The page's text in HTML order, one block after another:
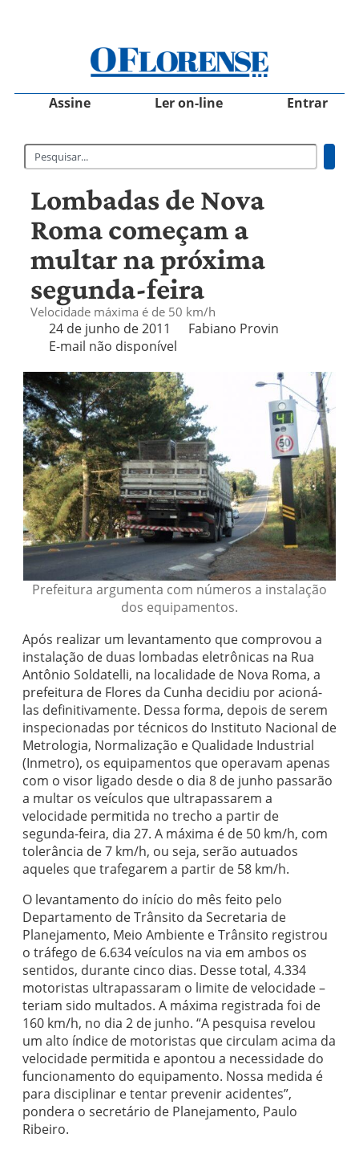
Assine Ler on-line Entrar
Lombadas de Nova
Roma começam a
multar na próxima
segunda-feira
Velocidade máxima é de 50 km/h
24 de junho de 2011
Fabiano Provin
E-mail não disponível
Prefeitura argumenta com números a instalação
dos equipamentos.
Após realizar um levantamento que comprovou a
instalação de duas lombadas eletrônicas na Rua
Antônio Soldatelli, na localidade de Nova Roma, a
prefeitura de Flores da Cunha decidiu por acioná-
las definitivamente. Dessa forma, depois de serem
inspecionadas por técnicos do Instituto Nacional de
Metrologia, Normalização e Qualidade Industrial
(Inmetro), os equipamentos que operavam apenas
com o visor ligado desde o dia 8 de junho passarão
a multar os veículos que ultrapassarem a
velocidade permitida no trecho a partir de
segunda-feira, dia 27. A máxima é de 50 km/h, com
tolerância de 7 km/h, ou seja, serão autuados
aqueles que trafegarem a partir de 58 km/h.
O levantamento do início do mês feito pelo
Departamento de Trânsito da Secretaria de
Planejamento, Meio Ambiente e Trânsito registrou
o tráfego de 6.634 veículos na via em ambos os
sentidos, durante cinco dias. Desse total, 4.334
motoristas ultrapassaram o limite de velocidade –
teriam sido multados. A máxima registrada foi de
160 km/h, no dia 2 de junho. “A pesquisa revelou
um alto índice de motoristas que circulam acima da
velocidade permitida e apontou a necessidade do
funcionamento do equipamento. Nossa medida é
para disciplinar e tentar prevenir acidentes”,
pondera o secretário de Planejamento, Paulo
Ribeiro.